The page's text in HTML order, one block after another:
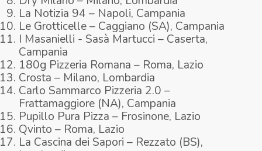
La Notizia 94 – Napoli, Campania
Le Grotticelle – Caggiano (SA), Campania
I Masanielli - Sasà Martucci – Caserta,
Campania
180g Pizzeria Romana – Roma, Lazio
Crosta – Milano, Lombardia
Carlo Sammarco Pizzeria 2.0 –
Frattamaggiore (NA), Campania
Pupillo Pura Pizza – Frosinone, Lazio
Qvinto – Roma, Lazio
La Cascina dei Sapori – Rezzato (BS),